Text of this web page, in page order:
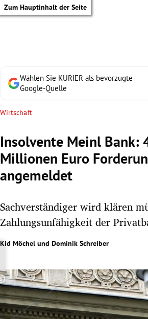
Zum Hauptinhalt der Seite
Untermenü
Untermenü
Untermenü
Wählen Sie KURIER als bevorzugte
Google-Quelle
Wirtschaft
Insolvente Meinl Bank:
Millionen Euro
angemeldet
Sachverständiger wird klären
Zahlungsunfähigkeit der
Kid Möchel und Dominik Schreiber
Copyright-Hinweis öffnen/schließen